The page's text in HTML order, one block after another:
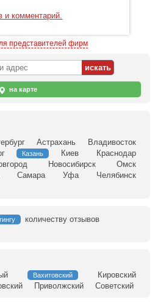
и комментарий.
представителей фирм
на карте
Астрахань
Владивосток
Казань Киев
Краснодар
Новосибирск
Омск
Самара Уфа
Челябинск
количеству отзывов
Вахитовский
Кировский
Приволжский Советский